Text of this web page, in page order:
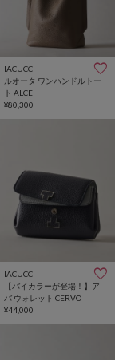
IACUCCI
ルオータ ワンハンドルトー
ト ALCE
¥80,300
IACUCCI
【バイカラーが登場！】ア
バ ウォレット CERVO
¥44,000